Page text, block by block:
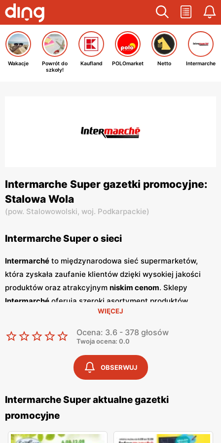
Wakacje
Powrót do
szkoły!
Kaufland POLOmarket Netto Intermarche
Intermarche Super gazetki promocyjne:
Stalowa Wola
(pow. Stalowowolski, woj. Podkarpackie)
Intermarche Super o sieci
Intermarché to międzynarodowa sieć supermarketów,
która zyskała zaufanie klientów dzięki wysokiej jakości
produktów oraz atrakcyjnym niskim cenom. Sklepy
Intermarché oferują szeroki asortyment produktów
spożywczych, w tym świeże owoce i warzywa, pieczywo,
nabiał, mięso oraz artykuły codziennego użytku. Klienci
cenią sobie bogaty wybór oraz częste
umożliwiają oszczędności na zakupach. Jednym z
kluczowych elementów strategii marketingowej
są regularnie wydawanegazetki promocyjne
Gazetki
te prezentują najnowsze promocje, specjalne
oferty oraz sezonowe wyprzedaże, dzięki czemu klienci
mogą planować swoje zakupy i korzystać z wyjątkowych
okazji cenowych. Publikacje te są dostępne zarówno w
WIĘCEJ
Ocena: 3.6 - 378 głosów
Twoja ocena: 0.0
OBSERWUJ
Intermarche Super aktualne gazetki
promocyjne